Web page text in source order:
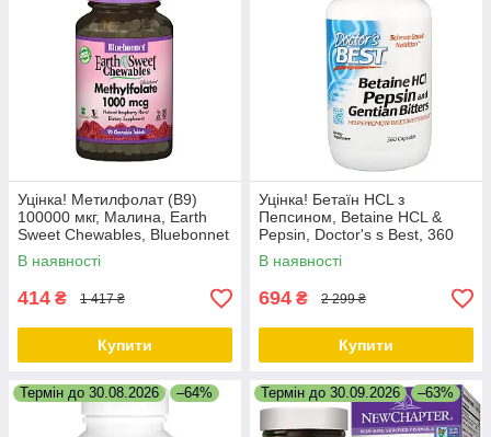
Уцінка! Метилфолат (B9)
100000 мкг, Малина, Earth
Sweet Chewables, Bluebonnet
Nutrition, 90 жувальних
таблеток
В наявності
414 ₴ 1 417 ₴
Купити
Уцінка! Бетаїн HCL з
Пепсином, Betaine HCL &
Pepsin, Doctor's s Best, 360
капсул
В наявності
694 ₴ 2 299 ₴
Купити
Термін до 30.08.2026 –64% Термін до 30.09.2026 –63%